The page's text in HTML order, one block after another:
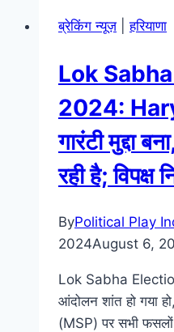
ब्रेकिंग न्यूज़|हरियाणा
Lok
2024:
गारंटी मुद्दा
रही है; विपक्ष
ByPolitical Play
2024August 6,
Lok Sabha
आंदोलन शांत हो गया
(MSP) पर सभी